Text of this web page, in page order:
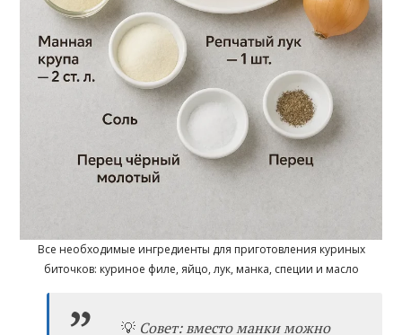
Все необходимые ингредиенты для приготовления куриных
биточков: куриное филе, яйцо, лук, манка, специи и масло
💡 Совет: вместо манки можно